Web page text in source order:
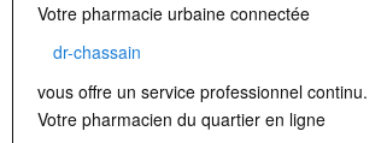
Votre pharmacie urbaine connectée
dr-chassain
vous offre un service professionnel continu.
Votre pharmacien du quartier en ligne